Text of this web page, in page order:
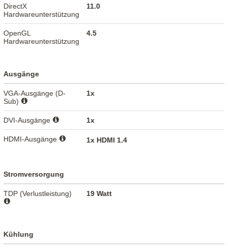
DirectX
Hardwareunterstützung
11.0
OpenGL
Hardwareunterstützung
4.5
Ausgänge
VGA-Ausgänge (D-
Sub)
1x
DVI-Ausgänge 1x
HDMI-Ausgänge 1x HDMI 1.4
Stromversorgung
TDP (Verlustleistung) 19 Watt
Kühlung